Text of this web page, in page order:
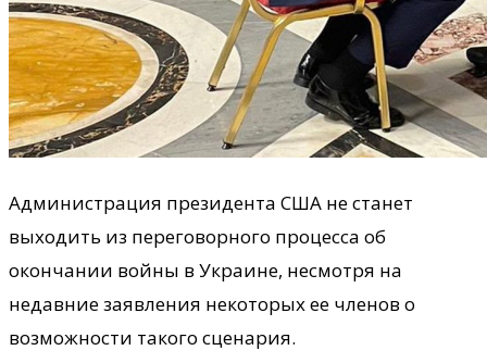
Администрация президента США не станет
выходить из переговорного процесса об
окончании войны в Украине, несмотря на
недавние заявления некоторых ее членов о
возможности такого сценария.